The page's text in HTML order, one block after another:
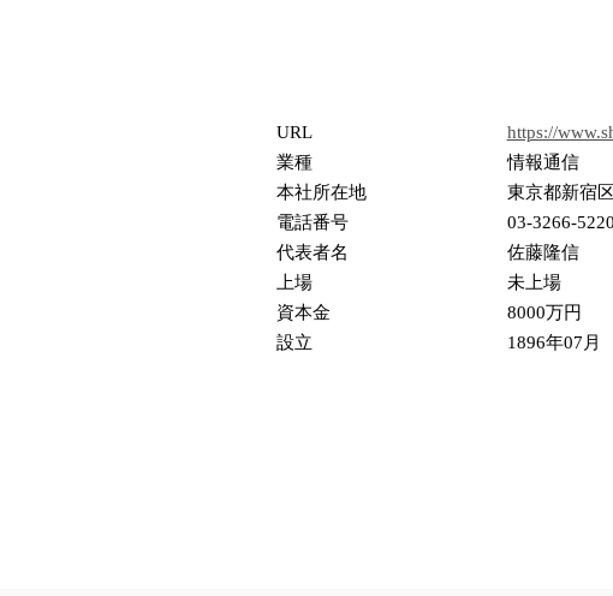
URL
https://
業種
情報通信
本社所在地
東京都新宿
電話番号
03-3266-5220
代表者名
佐藤隆信
上場
未上場
資本金
8000万円
設立
1896年07月